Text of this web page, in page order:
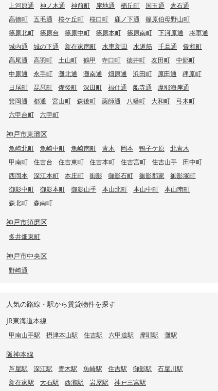
上河原通
神ノ木通 神前町 岸地通 楠丘町 国玉通
倉石通
高徳町
五毛通 桜ケ丘町 桜口町 鹿ノ下通
篠原伯母野山町
篠原北町
篠原台 篠原中町 篠原本町 篠原南町 下河原通
将軍通
城内通
城の下通 新在家南町 水車新田 水道筋 千旦通
曾和町
高尾通
高羽町 土山町 鶴甲 寺口町 徳井町 友田町
中郷町
中原通
永手町 灘北通 灘南通 畑原通 浜田町 原田通
稗原町
日尾町
琵琶町 備後町 深田町 福住通 船寺通
摩耶海岸通
箕岡通
都通 宮山町 森後町 薬師通 八幡町 大和町
弓木町
六甲台町
六甲町
神戸市東灘区
魚崎北町 魚崎中町 魚崎南町 青木 岡本 鴨子ケ原
北青木
甲南町
住吉台 住吉東町 住吉本町 住吉宮町 住吉山手
田中町
西岡本
深江本町 本庄町 御影 御影石町 御影郡家
御影塚町
御影中町
御影本町 御影山手 本山北町 本山中町
本山南町
森北町
森南町
神戸市須磨区
多井畑東町
神戸市中央区
野崎通
人気の路線・駅から賃貸物件を探す
JR東海道本線
甲南山手駅 摂津本山駅 住吉駅 六甲道駅 摩耶駅 灘駅
阪神本線
芦屋駅 深江駅 青木駅 魚崎駅 住吉駅 御影駅
石屋川駅
新在家駅
大石駅 西灘駅 岩屋駅 神戸三宮駅